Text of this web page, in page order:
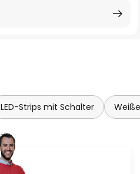
LED-Strips mit Schalter